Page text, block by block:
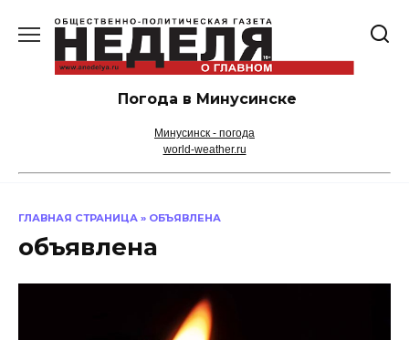
содержанию
Погода в Минусинске
Минусинск - погода
world-weather.ru
ГЛАВНАЯ СТРАНИЦА » ОБЪЯВЛЕНА
объявлена